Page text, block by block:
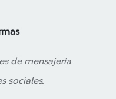
de mensajería
sociales.